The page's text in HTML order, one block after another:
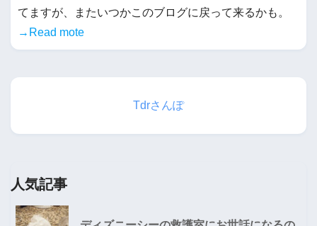
てますが、またいつかこのブログに戻って来るかも。
→Read mote
Tdrさんぽ
人気記事